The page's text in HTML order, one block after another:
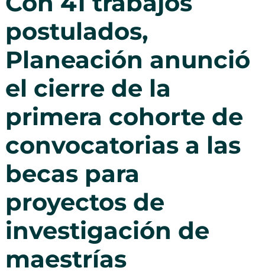
postulados,
Planeación anunció
el cierre de la
primera cohorte de
convocatorias a las
becas para
proyectos de
investigación de
maestrías